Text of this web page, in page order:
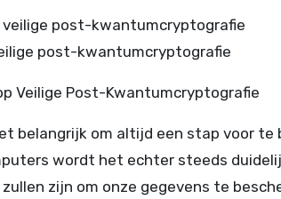
post-kwantumcryptografie
Veilige Post-Kwantumcryptografie
belangrijk om altijd een stap voor
wordt het echter steeds
zijn om onze gegevens te